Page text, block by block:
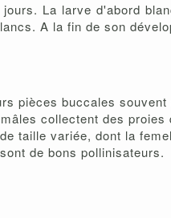
La larve d'abord
A la fin de son
pièces buccales souvent
collectent des
taille variée, dont la
de bons pollinisateurs.